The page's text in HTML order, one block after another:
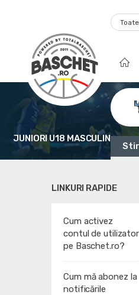
JUNIORI U18 MASCULIN
LINKURI RAPIDE
Cum activez
contul de utilizator
pe Baschet.ro?
Cum mă abonez la
notificările